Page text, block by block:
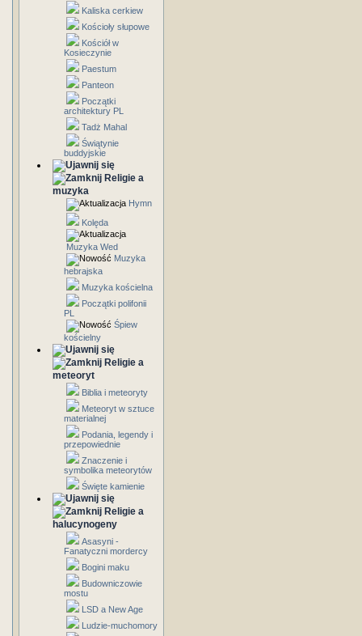
Kaliska cerkiew
Kościoły słupowe
Kościół w
Kosieczynie
Paestum
Panteon
Początki
architektury PL
Tadż Mahal
Świątynie
buddyjskie
Religie a
muzyka
Hymn
Kolęda
Muzyka Wed
Muzyka
hebrajska
Muzyka kościelna
Początki polifonii
PL
Śpiew
kościelny
Religie a
meteoryt
Biblia i meteoryty
Meteoryt w sztuce
materialnej
Podania, legendy i
przepowiednie
Znaczenie i
symbolika meteorytów
Święte kamienie
Religie a
halucynogeny
Asasyni -
Fanatyczni mordercy
Bogini maku
Budowniczowie
mostu
LSD a New Age
Ludzie-muchomory